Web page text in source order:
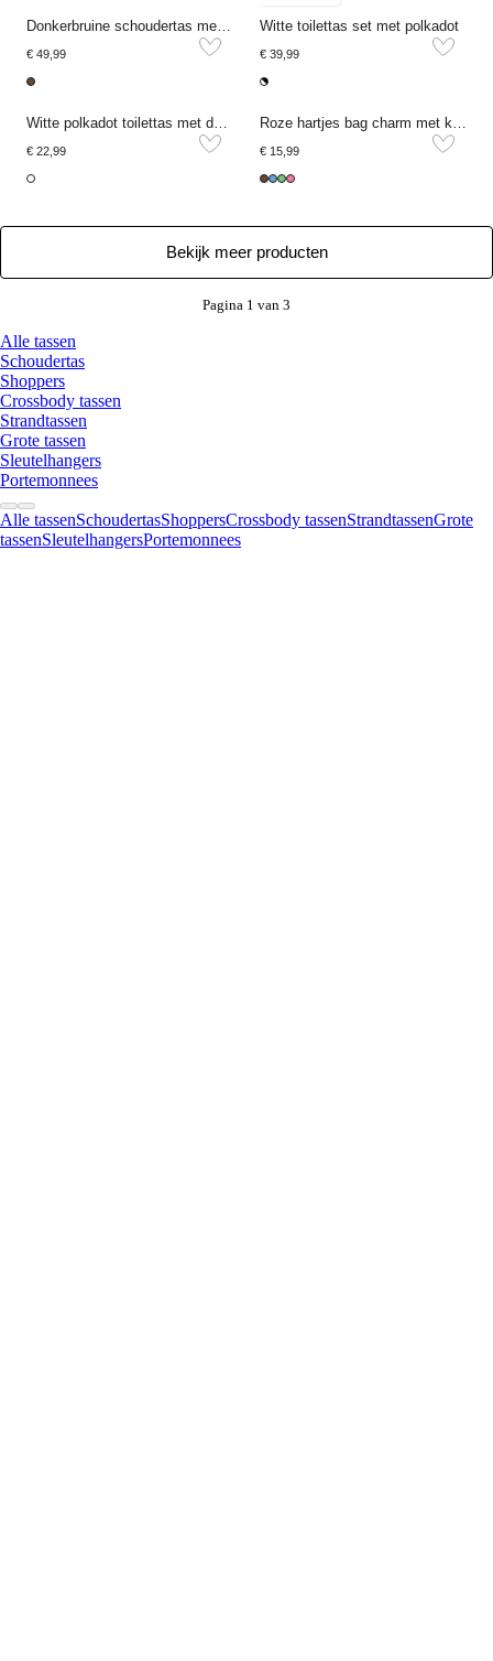
€ 49,99
Witte toilettas set met polkadot
€ 39,99
€ 22,99 € 15,99
Bekijk meer producten
Pagina 1 van 3
Alle tassen
Schoudertas
Shoppers
Crossbody tassen
Strandtassen
Grote tassen
Sleutelhangers
Portemonnees
Alle tassenSchoudertasShoppersCrossbody tassenStrandtassenGrote
tassenSleutelhangersPortemonnees